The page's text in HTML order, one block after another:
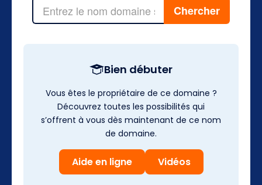
Bien débuter
Vous êtes le propriétaire de ce domaine ?
Découvrez toutes les possibilités qui
s’offrent à vous dès maintenant de ce nom
de domaine.
Aide en ligne Vidéos